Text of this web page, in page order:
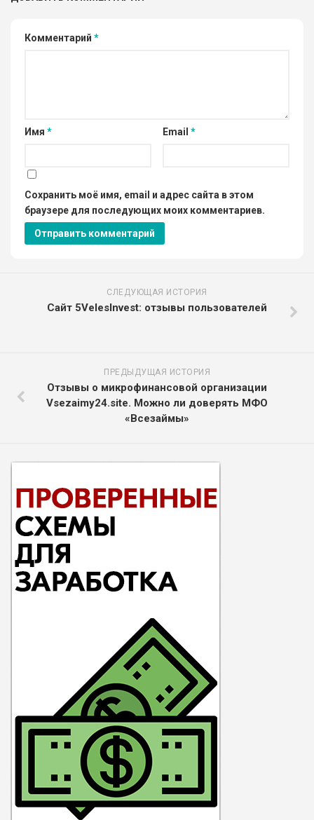
Комментарий *
Имя * Email *
Сохранить моё имя, email и адрес сайта в этом
браузере для последующих моих комментариев.
СЛЕДУЮЩАЯ ИСТОРИЯ
Сайт 5VelesInvest: отзывы пользователей
ПРЕДЫДУЩАЯ ИСТОРИЯ
Отзывы о микрофинансовой организации
Vsezaimy24.site. Можно ли доверять МФО
«Всезаймы»